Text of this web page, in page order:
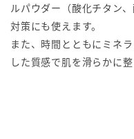
ルパウダー（酸化チタン
対策にも使えます。
また、時間とともにミネ
した質感で肌を滑らかに整